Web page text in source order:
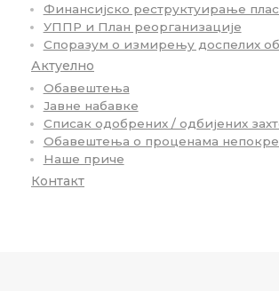
Финансијско реструктуирање
УППР и План реорганизације
Споразум о измирењу доспелих
Актуелно
Обавештења
Јавне набавке
Списак одобрених / одбијених
Обавештења о проценама
Наше приче
Контакт